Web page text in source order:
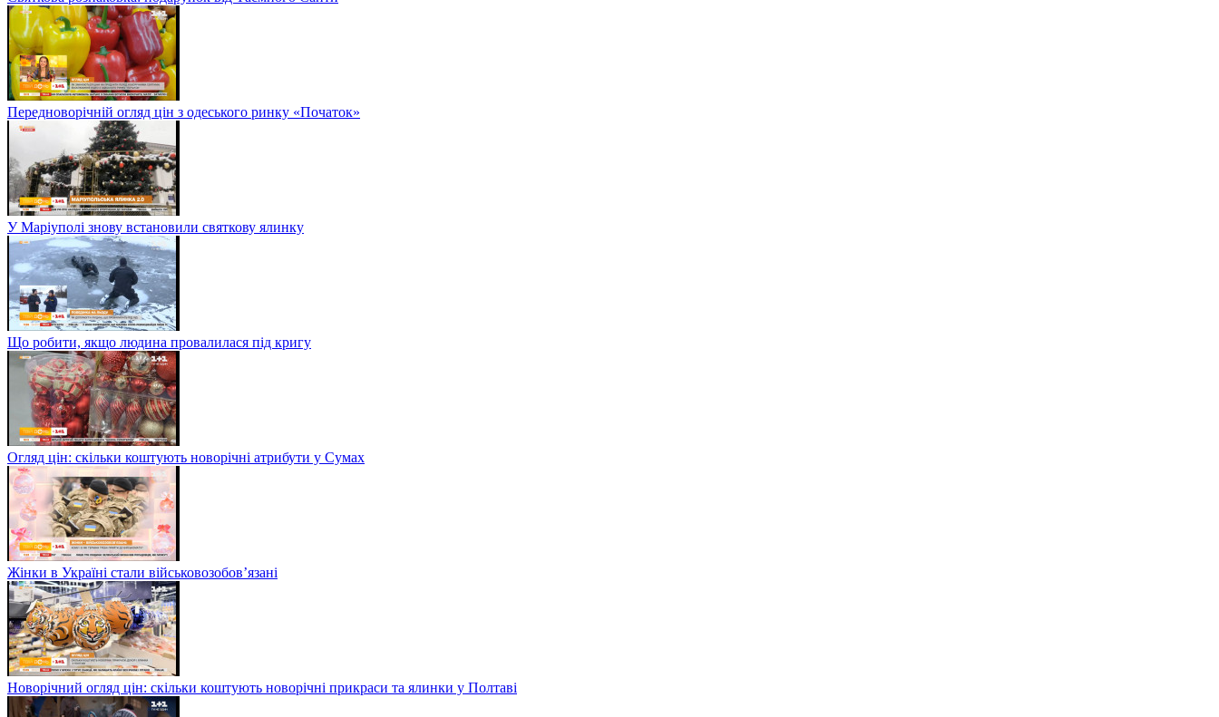
Передноворічній огляд цін з одеського ринку «Початок»
У Маріуполі знову встановили святкову ялинку
Що робити, якщо людина провалилася під кригу
Огляд цін: скільки коштують новорічні атрибути у Сумах
Жінки в Україні стали військовозобов’язані
Новорічний огляд цін: скільки коштують новорічні прикраси та ялинки у Полтаві